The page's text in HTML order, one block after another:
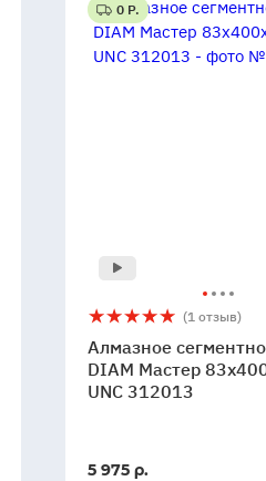
0 Р.
Алмазное
сегментное
сверло
DIAM
1/4
5
1 (1 отзыв)
Алмазное
DIAM Мастер
UNC 312013
В
5 975 р.